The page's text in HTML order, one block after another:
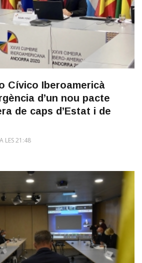
Cívico Iberoamericà
d’un nou pacte
de caps d’Estat i de
LES 21:48